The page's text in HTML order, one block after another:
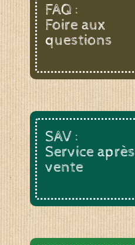
FAQ :
Foire aux
questions
SAV :
Service après
vente